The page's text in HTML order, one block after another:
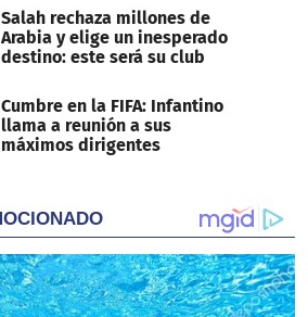
Salah rechaza millones de
Arabia y elige un inesperado
destino: este será su club
Cumbre en la FIFA: Infantino
llama a reunión a sus
máximos dirigentes